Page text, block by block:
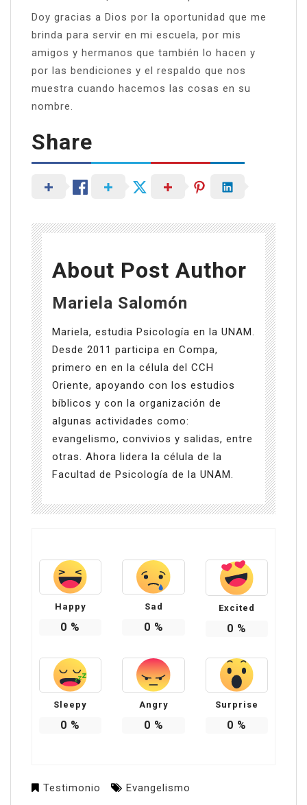
Doy gracias a Dios por la oportunidad que me
brinda para servir en mi escuela, por mis
amigos y hermanos que también lo hacen y
por las bendiciones y el respaldo que nos
muestra cuando hacemos las cosas en su
nombre.
Share
About Post Author
Mariela Salomón
Mariela, estudia Psicología en la UNAM.
Desde 2011 participa en Compa,
primero en en la célula del CCH
Oriente, apoyando con los estudios
bíblicos y con la organización de
algunas actividades como:
evangelismo, convivios y salidas, entre
otras. Ahora lidera la célula de la
Facultad de Psicología de la UNAM.
Happy
0 %
Sad
0 %
Excited
0 %
Sleepy
0 %
Angry
0 %
Surprise
0 %
Testimonio Evangelismo